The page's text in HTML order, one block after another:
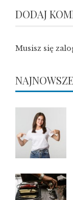
DODAJ
Musisz się